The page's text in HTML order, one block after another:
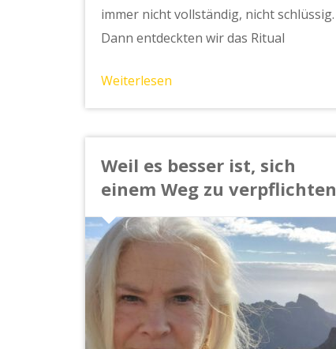
immer nicht vollständig, nicht schlüssig.
Dann entdeckten wir das Ritual
Weiterlesen
Weil es besser ist, sich
einem Weg zu verpflichten